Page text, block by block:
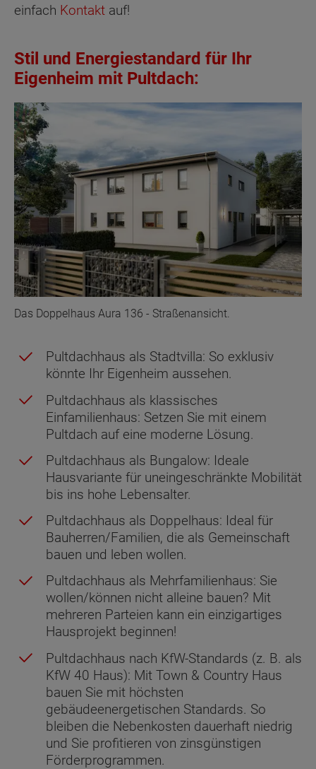
einfach Kontakt auf!
Stil und Energiestandard für Ihr
Eigenheim mit Pultdach:
Das Doppelhaus Aura 136 - Straßenansicht.
Pultdachhaus als Stadtvilla: So exklusiv
könnte Ihr Eigenheim aussehen.
Pultdachhaus als klassisches
Einfamilienhaus: Setzen Sie mit einem
Pultdach auf eine moderne Lösung.
Pultdachhaus als Bungalow: Ideale
Hausvariante für uneingeschränkte Mobilität
bis ins hohe Lebensalter.
Pultdachhaus als Doppelhaus: Ideal für
Bauherren/Familien, die als Gemeinschaft
bauen und leben wollen.
Pultdachhaus als Mehrfamilienhaus: Sie
wollen/können nicht alleine bauen? Mit
mehreren Parteien kann ein einzigartiges
Hausprojekt beginnen!
Pultdachhaus nach KfW-Standards (z. B. als
KfW 40 Haus): Mit Town & Country Haus
bauen Sie mit höchsten
gebäudeenergetischen Standards. So
bleiben die Nebenkosten dauerhaft niedrig
und Sie profitieren von zinsgünstigen
Förderprogrammen.